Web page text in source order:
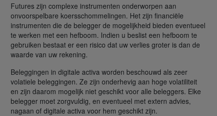
Futures zijn complexe instrumenten onderworpen aan
onvoorspelbare koersschommelingen. Het zijn financiële
instrumenten die de belegger de mogelijkheid bieden eventueel
te werken met een hefboom. Indien u beslist een hefboom te
gebruiken bestaat er een risico dat uw verlies groter is dan de
waarde van uw rekening.
Beleggingen in digitale activa worden beschouwd als zeer
volatiele beleggingen. Ze zijn onderhevig aan hoge volatiliteit
en zijn daarom mogelijk niet geschikt voor alle beleggers. Elke
belegger moet zorgvuldig, en eventueel met extern advies,
nagaan of digitale activa voor hem geschikt zijn.